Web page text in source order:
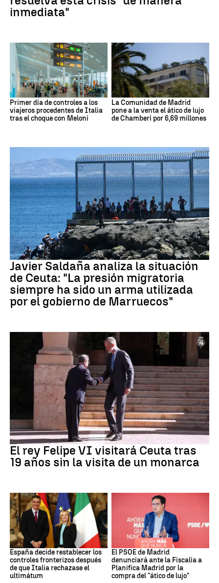
inmediata"
Primer día de controles a los
viajeros procedentes de Italia
tras el choque con Meloni
La Comunidad de Madrid
pone a la venta el ático de lujo
de Chamberí por 6,69 millones
Crisis migratoria Ceuta
Javier Saldaña analiza la situación
de Ceuta: "La presión migratoria
siempre ha sido un arma utilizada
por el gobierno de Marruecos"
Crisis Migratoria
El rey Felipe VI visitará Ceuta tras
19 años sin la visita de un monarca
CRISIS MIGRATORIA
España decide restablecer los
controles fronterizos después
de que Italia rechazase el
ultimátum
PSOE MADRID
El PSOE de Madrid
denunciará ante la Fiscalía a
Planifica Madrid por la
compra del "ático de lujo"